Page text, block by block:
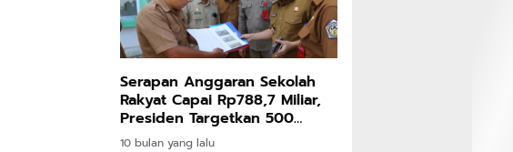
Serapan Anggaran Sekolah
Rakyat Capai Rp788,7 Miliar,
Presiden Targetkan 500
Sekolah
10 bulan yang lalu